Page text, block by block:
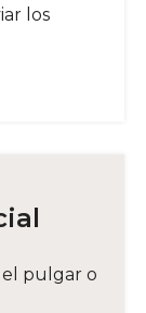
los
pulgar o